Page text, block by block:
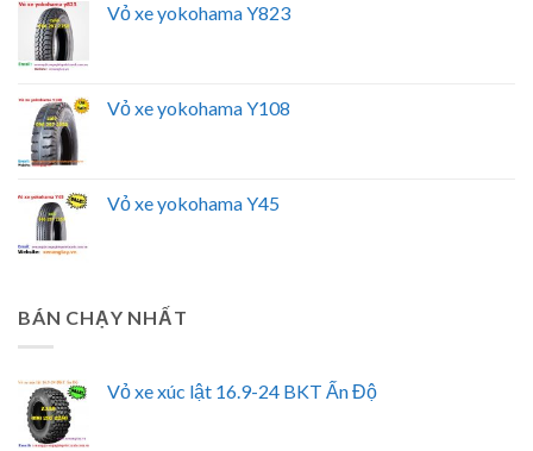
Vỏ xe yokohama Y823
Vỏ xe yokohama Y108
Vỏ xe yokohama Y45
BÁN CHẠY NHẤT
Vỏ xe xúc lật 16.9-24 BKT Ấn Độ